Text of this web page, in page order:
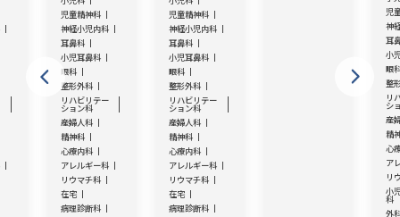
児童精神科
神経小児内科
耳鼻科
小児耳鼻科
眼科
整形外科
リハビリテー
ション科
産婦人科
精神科
心療内科
アレルギー科
リウマチ科
在宅
病理診断科
児童精神科
神経小児内科
耳鼻科
小児耳鼻科
眼科
整形外科
リハビリテー
ション科
産婦人科
精神科
心療内科
アレルギー科
リウマチ科
在宅
病理診断科
児
神
耳
小
眼
整
リ
シ
産
精
心
ア
リ
小
科
外